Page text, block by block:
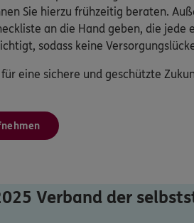
Sie hierzu frühzeitig beraten.
an die Hand geben, die jede
sodass keine
eine sichere und geschützte
Verband der